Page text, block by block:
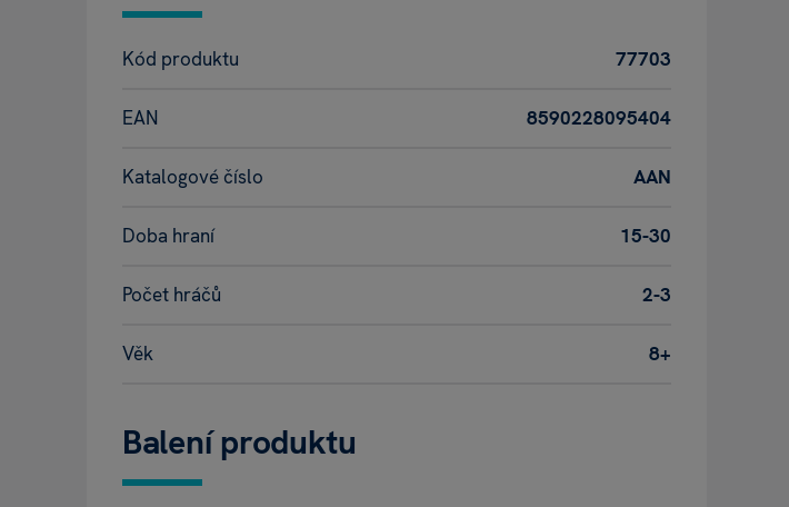
Kód produktu 77703
EAN 8590228095404
Katalogové číslo AAN
Doba hraní 15-30
Počet hráčů 2-3
Věk 8+
Balení produktu